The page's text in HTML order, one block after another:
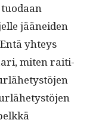
jäänei­den
yhteys
miten raiti­